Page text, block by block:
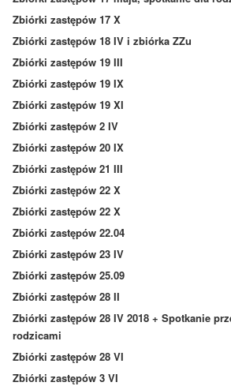
Zbiórki zastępów 17 X
Zbiórki zastępów 18 IV i zbiórka ZZu
Zbiórki zastępów 19 III
Zbiórki zastępów 19 IX
Zbiórki zastępów 19 XI
Zbiórki zastępów 2 IV
Zbiórki zastępów 20 IX
Zbiórki zastępów 21 III
Zbiórki zastępów 22 X
Zbiórki zastępów 22 X
Zbiórki zastępów 22.04
Zbiórki zastępów 23 IV
Zbiórki zastępów 25.09
Zbiórki zastępów 28 II
Zbiórki zastępów 28 IV 2018 + Spotkanie
rodzicami
Zbiórki zastępów 28 VI
Zbiórki zastępów 3 VI